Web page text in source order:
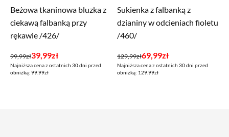
Beżowa tkaninowa bluzka z
ciekawą falbanką przy
rękawie /426/
99,99zł
Pierwotna
cena
39,99zł
Aktualna
cena
Najniższa cena z ostatnich 30 dni przed
obniżką: 99.99zł
Sukienka z falbanką z
dzianiny w odcieniach fioletu
/460/
129,99zł
Pierwotna
cena
69,99zł
Aktualna
cena
Najniższa cena z ostatnich 30 dni przed
obniżką: 129.99zł